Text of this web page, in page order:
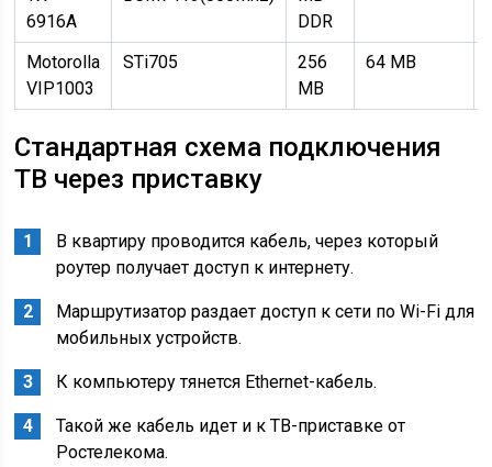
6916A
DDR
Motorolla
VIP1003
STi705
256
MB
64 MB
Стандартная схема подключения
ТВ через приставку
В квартиру проводится кабель, через который
роутер получает доступ к интернету.
Маршрутизатор раздает доступ к сети по Wi-Fi для
мобильных устройств.
К компьютеру тянется Ethernet-кабель.
Такой же кабель идет и к ТВ-приставке от
Ростелекома.